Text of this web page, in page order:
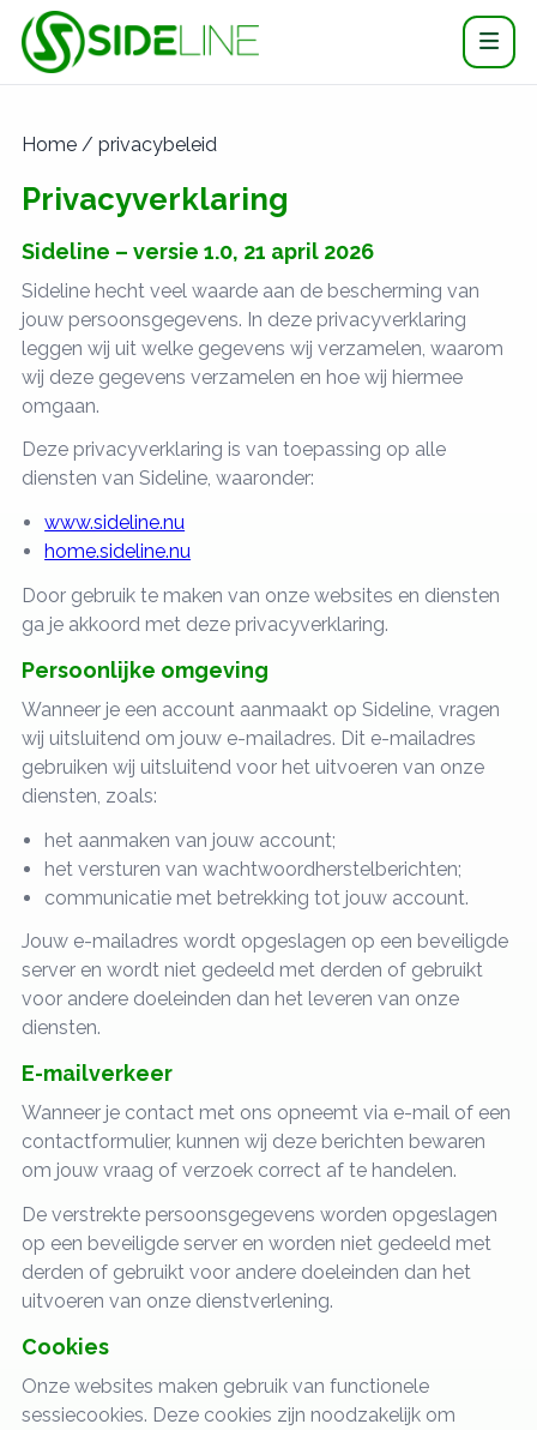
Home / privacybeleid
Privacyverklaring
Sideline – versie 1.0, 21 april 2026
Sideline hecht veel waarde aan de bescherming van
jouw persoonsgegevens. In deze privacyverklaring
leggen wij uit welke gegevens wij verzamelen, waarom
wij deze gegevens verzamelen en hoe wij hiermee
omgaan.
Deze privacyverklaring is van toepassing op alle
diensten van Sideline, waaronder:
www.sideline.nu
home.sideline.nu
Door gebruik te maken van onze websites en diensten
ga je akkoord met deze privacyverklaring.
Persoonlijke omgeving
Wanneer je een account aanmaakt op Sideline, vragen
wij uitsluitend om jouw e-mailadres. Dit e-mailadres
gebruiken wij uitsluitend voor het uitvoeren van onze
diensten, zoals:
het aanmaken van jouw account;
het versturen van wachtwoordherstelberichten;
communicatie met betrekking tot jouw account.
Jouw e-mailadres wordt opgeslagen op een beveiligde
server en wordt niet gedeeld met derden of gebruikt
voor andere doeleinden dan het leveren van onze
diensten.
E-mailverkeer
Wanneer je contact met ons opneemt via e-mail of een
contactformulier, kunnen wij deze berichten bewaren
om jouw vraag of verzoek correct af te handelen.
De verstrekte persoonsgegevens worden opgeslagen
op een beveiligde server en worden niet gedeeld met
derden of gebruikt voor andere doeleinden dan het
uitvoeren van onze dienstverlening.
Cookies
Onze websites maken gebruik van functionele
sessiecookies. Deze cookies zijn noodzakelijk om